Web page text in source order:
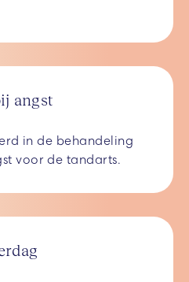
angst
in de behandeling
voor de tandarts.